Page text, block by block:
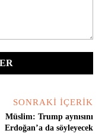
SONRAKI İÇERIK
Müslim: Trump aynısını
Erdoğan’a da söyleyecek